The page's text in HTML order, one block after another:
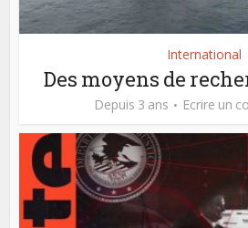
International
Des moyens de
Depuis 3 ans Ecrire un